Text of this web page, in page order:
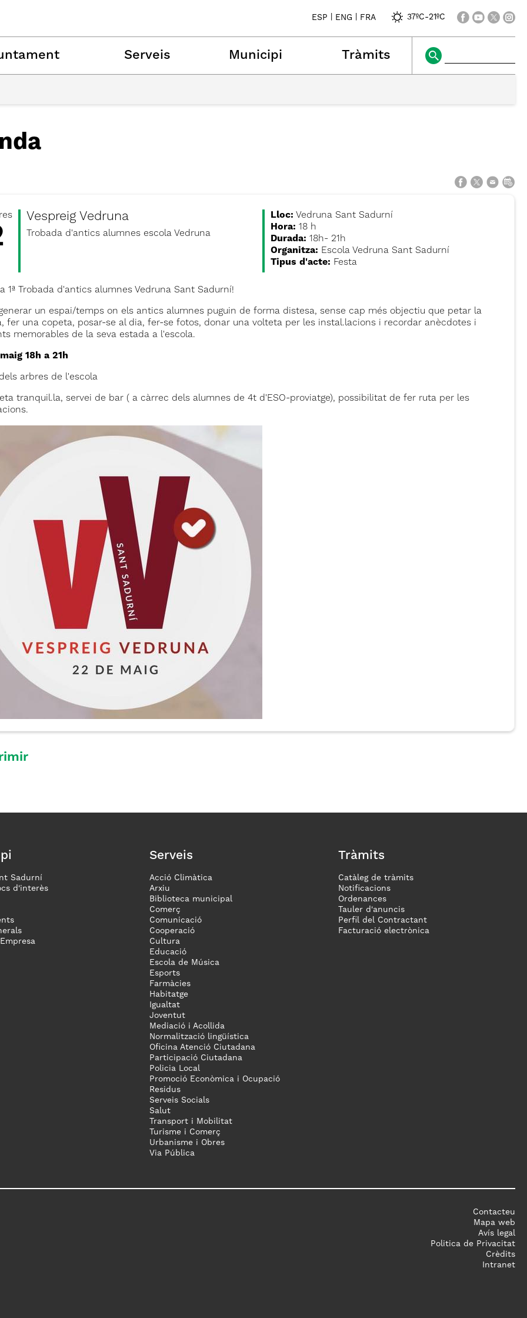
ESP ENG FRA 37ºC-21ºC
Serveis Municipi Tràmits
Vespreig Vedruna
Trobada d'antics alumnes escola Vedruna
Lloc: Vedruna Sant Sadurní
Hora: 18 h
Durada: 18h- 21h
Organitza: Escola Vedruna Sant Sadurní
Tipus d'acte: Festa
1ª Trobada d'antics alumnes Vedruna Sant Sadurní!
un espai/temps on els antics alumnes puguin de forma distesa, sense cap més objectiu que petar la
fer una copeta, posar-se al dia, fer-se fotos, donar una volteta per les instal.lacions i recordar anècdotes i
memorables de la seva estada a l'escola.
18h a 21h
arbres de l'escola
tranquil.la, servei de bar ( a càrrec dels alumnes de 4t d'ESO-proviatge), possibilitat de fer ruta per les
Sadurní
d'interès
Serveis
Acció Climàtica
Arxiu
Biblioteca municipal
Comerç
Comunicació
Cooperació
Cultura
Educació
Escola de Música
Esports
Farmàcies
Habitatge
Igualtat
Joventut
Mediació i Acollida
Normalització lingüística
Oficina Atenció Ciutadana
Participació Ciutadana
Policia Local
Promoció Econòmica i Ocupació
Residus
Serveis Socials
Salut
Transport i Mobilitat
Turisme i Comerç
Urbanisme i Obres
Via Pública
Tràmits
Catàleg de tràmits
Notificacions
Ordenances
Tauler d'anuncis
Perfil del Contractant
Facturació electrònica
Contacteu
Mapa web
Avís legal
Politica de Privacitat
Crèdits
Intranet